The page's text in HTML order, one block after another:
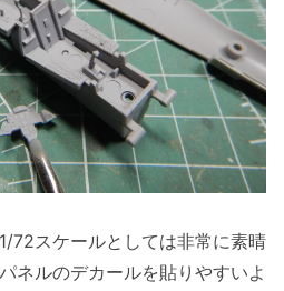
72スケールとしては非常に素晴
ネルのデカールを貼りやすいよ